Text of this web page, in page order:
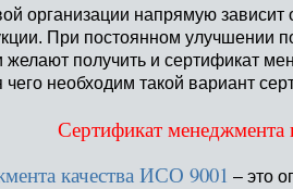
организации напрямую зависит
При постоянном улучшении
желают получить и сертификат
необходим такой вариант
Сертификат менеджмента
качества ИСО 9001 – это